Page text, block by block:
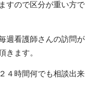
すので区分が重い方で
週看護師さんの訪問が
きます。
４時間何でも相談出来